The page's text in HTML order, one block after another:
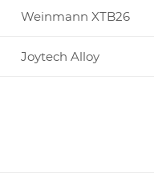
Weinmann XTB26
Joytech Alloy